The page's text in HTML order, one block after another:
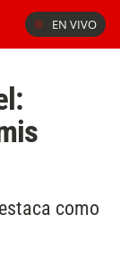
EN VIVO
como